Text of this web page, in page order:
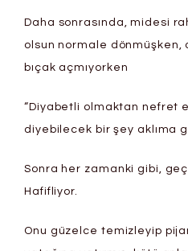
Daha sonrasında, midesi
olsun normale dönmüşken,
bıçak açmıyorken
“Diyabetli olmaktan nefret
diyebilecek bir şey aklıma
Sonra her zamanki gibi,
Hafifliyor.
Onu güzelce temizleyip